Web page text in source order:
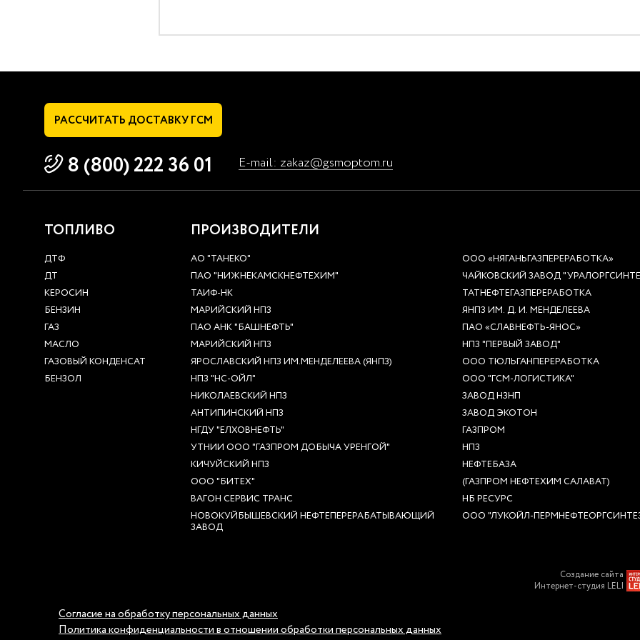
РАССЧИТАТЬ ДОСТАВКУ ГСМ
8 (800) 222 36 01 E-mail: zakaz@gsmoptom.ru
ТОПЛИВО
ДТФ
ДТ
КЕРОСИН
БЕНЗИН
ГАЗ
МАСЛО
ГАЗОВЫЙ КОНДЕНСАТ
БЕНЗОЛ
ПРОИЗВОДИТЕЛИ
АО "ТАНЕКО"
ПАО "НИЖНЕКАМСКНЕФТЕХИМ"
ТАИФ-НК
МАРИЙСКИЙ НПЗ
ПАО АНК "БАШНЕФТЬ"
МАРИЙСКИЙ НПЗ
ЯРОСЛАВСКИЙ НПЗ ИМ.МЕНДЕЛЕЕВА (ЯНПЗ)
НПЗ "НС-ОЙЛ"
НИКОЛАЕВСКИЙ НПЗ
АНТИПИНСКИЙ НПЗ
НГДУ "ЕЛХОВНЕФТЬ"
УТНИИ ООО "ГАЗПРОМ ДОБЫЧА УРЕНГОЙ"
КИЧУЙСКИЙ НПЗ
ООО "БИТЕХ"
ВАГОН СЕРВИС ТРАНС
НОВОКУЙБЫШЕВСКИЙ НЕФТЕПЕРЕРАБАТЫВАЮЩИЙ
ЗАВОД
ООО «НЯГАНЬГАЗПЕРЕРАБОТКА»
ЧАЙКОВСКИЙ ЗАВОД
ТАТНЕФТЕГАЗПЕРЕРАБОТКА
ЯНПЗ ИМ. Д. И. МЕНДЕЛЕЕВА
ПАО «СЛАВНЕФТЬ-ЯНОС»
НПЗ "ПЕРВЫЙ ЗАВОД"
ООО ТЮЛЬГАНПЕРЕРАБОТКА
ООО "ГСМ-ЛОГИСТИКА"
ЗАВОД НЗНП
ЗАВОД ЭКОТОН
ГАЗПРОМ
НПЗ
НЕФТЕБАЗА
(ГАЗПРОМ НЕФТЕХИМ САЛАВАТ)
НБ РЕСУРС
ООО "ЛУКОЙЛ-
Создание сайта
Интернет-студия LELI
Согласие на обработку персональных данных
Политика конфиденциальности в отношении обработки персональных данных